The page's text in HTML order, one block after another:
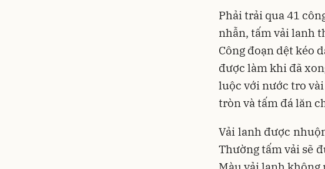
Phải trải qua 41
nhẫn, tấm vải lanh
Công đoạn dệt kéo
được làm khi đã
luộc với nước tro
tròn và tấm đá lăn
Vải lanh được
Thường tấm vải sẽ